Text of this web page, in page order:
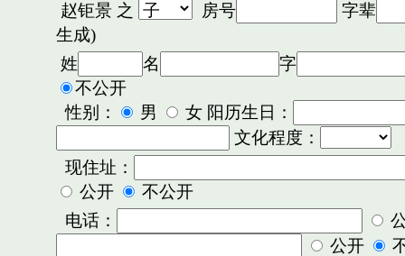
赵钜景之 房号
字辈
生成)
姓
名
字
不公开
性别：
男
女 阳历生日：
文化程度：
现住址：
公开
不公开
电话：
公开